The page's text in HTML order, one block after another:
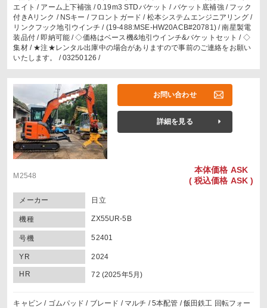
エイト / アーム上下補強 / 0.19m3 STDバケット / バケット底補強 / フック
付きAリンク / NSキー / フロントガード / 松本システムエンジニアリング /
リンクフック地引ウインチ / (19-488:MSE-HW20ACB#20781) / 南星製電
装品付 / 即納可能 / ◇価格はベース機&地引ウインチ&バケットセット / ◇
集材 / ★注★レンタル出庫中の場合がありますので事前のご連絡をお願い
いたします。 / 03250126 /
お問い合わせ
詳細を見る
M2548
本体価格 ASK
( 税込価格 ASK )
メーカー 日立
機種 ZX55UR-5B
号機 52401
YR 2024
HR 72 (2025年5月)
キャビン / ゴムパッド / ブレード / マルチ / 5本配管 / 飯田鉄工 回転フォー